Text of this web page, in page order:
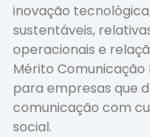
inovação
sustentáveis,
operacionais e
Mérito
para empresas que
comunicação com
social.